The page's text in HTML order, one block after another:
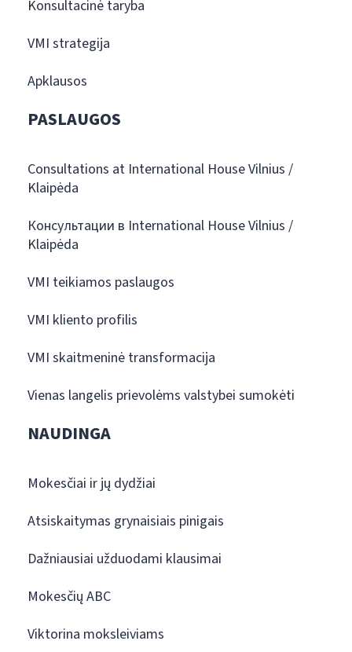
Konsultacinė taryba
VMI strategija
Apklausos
PASLAUGOS
Consultations at International House Vilnius /
Klaipėda
Консультации в International House Vilnius /
Klaipėda
VMI teikiamos paslaugos
VMI kliento profilis
VMI skaitmeninė transformacija
Vienas langelis prievolėms valstybei sumokėti
NAUDINGA
Mokesčiai ir jų dydžiai
Atsiskaitymas grynaisiais pinigais
Dažniausiai užduodami klausimai
Mokesčių ABC
Viktorina moksleiviams